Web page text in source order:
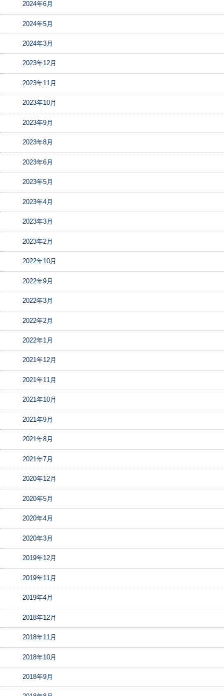
2024年6月
2024年5月
2024年3月
2023年12月
2023年11月
2023年10月
2023年9月
2023年8月
2023年6月
2023年5月
2023年4月
2023年3月
2023年2月
2022年10月
2022年9月
2022年3月
2022年2月
2022年1月
2021年12月
2021年11月
2021年10月
2021年9月
2021年8月
2021年7月
2020年12月
2020年5月
2020年4月
2020年3月
2019年12月
2019年11月
2019年4月
2018年12月
2018年11月
2018年10月
2018年9月